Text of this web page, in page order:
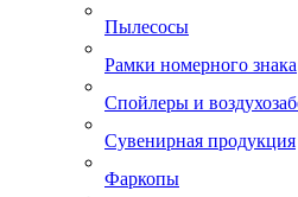
Пылесосы
Рамки номерного знака
Спойлеры и
Сувенирная продукция
Фаркопы